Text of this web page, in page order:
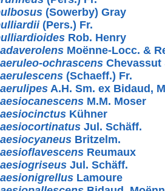
(Sowerby) Gray
(Pers.) Fr.
Rob. Henry
Moënne-Locc. &
ochrascens Chevassut
(Schaeff.) Fr.
A.H. Sm. ex Bidaud,
M.M. Moser
Kühner
Jul. Schäff.
Britzelm.
Reumaux
Jul. Schäff.
Lamoure